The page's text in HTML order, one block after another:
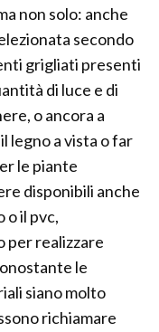
non solo: anche
secondo
grigliati presenti
di luce e di
o ancora a
legno a vista o far
le piante
disponibili anche
o il pvc,
per realizzare
le
siano molto
richiamare